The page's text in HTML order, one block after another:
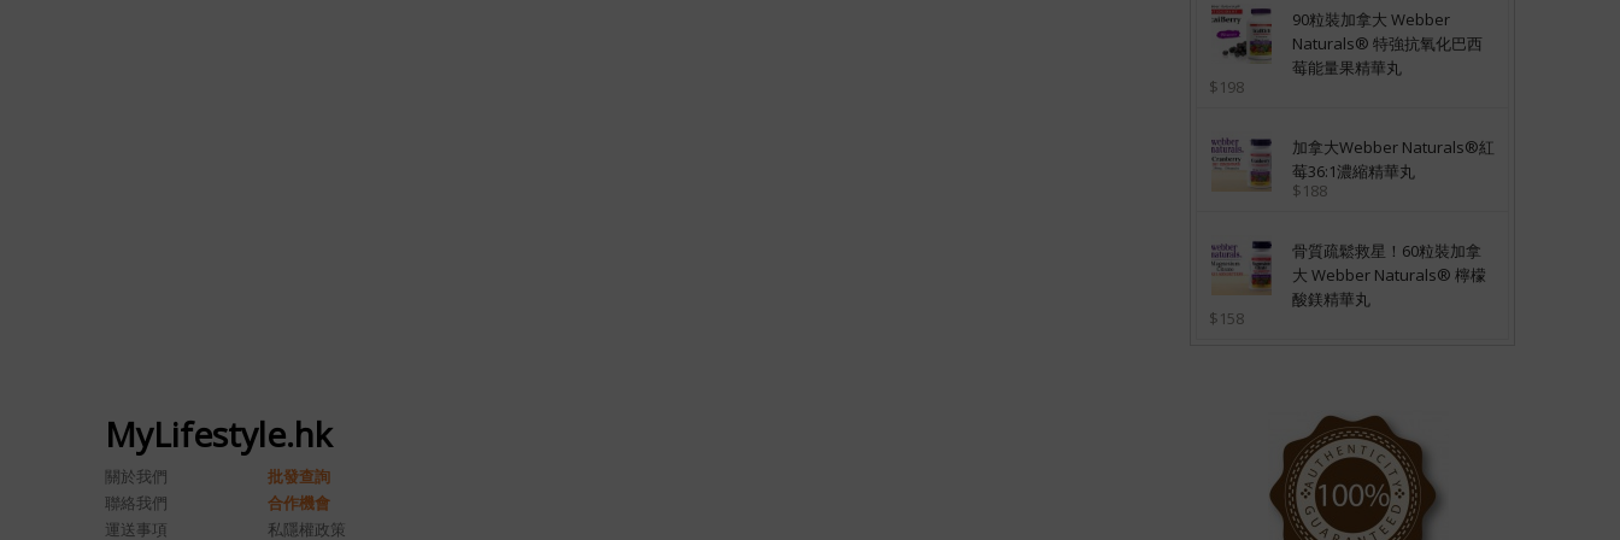
90粒裝加拿大 Webber
Naturals® 特強抗氧化巴西
莓能量果精華丸
$198
加拿大Webber Naturals®紅
莓36:1濃縮精華丸
$188
骨質疏鬆救星！60粒裝加拿
大 Webber Naturals® 檸檬
酸鎂精華丸
$158
MyLifestyle.hk
關於我們
批發查詢
聯絡我們
合作機會
運送事項
私隱權政策